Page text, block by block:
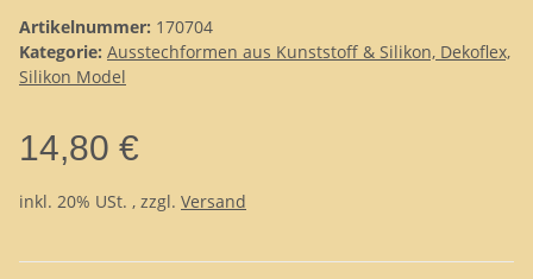
Artikelnummer: 170704
Kategorie: Ausstechformen aus Kunststoff & Silikon, Dekoflex,
Silikon Model
14,80 €
inkl. 20% USt. , zzgl. Versand